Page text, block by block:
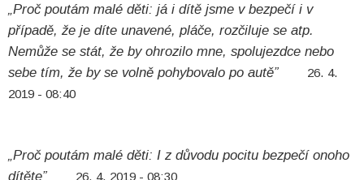
„Proč poutám malé děti: já i dítě jsme v bezpečí i v
případě, že je díte unavené, pláče, rozčiluje se atp.
Nemůže se stát, že by ohrozilo mne, spolujezdce nebo
sebe tím, že by se volně pohybovalo po autě”
26. 4.
2019 - 08:40
„Proč poutám malé děti: I z důvodu pocitu bezpečí onoho
dítěte”
26. 4. 2019 - 08:30